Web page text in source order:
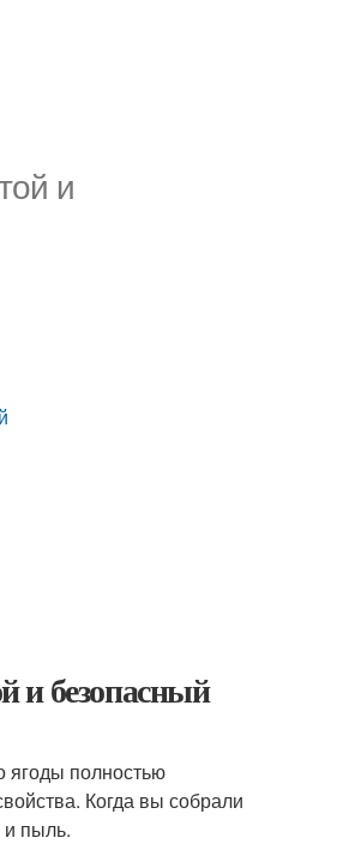
и
и безопасный
ягоды полностью
Когда вы собрали
и пыль.